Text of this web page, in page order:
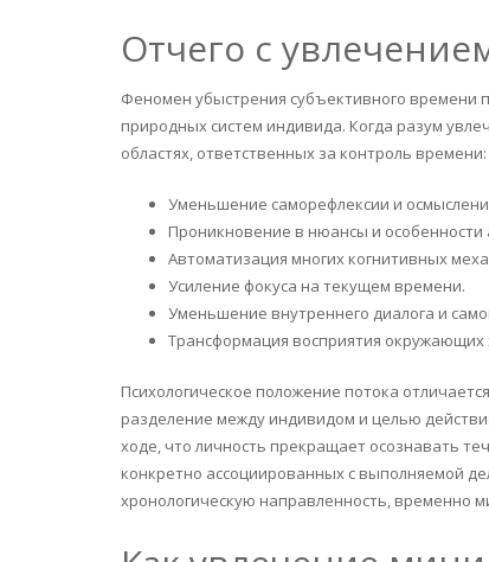
Отчего с
Феномен убыстрения субъективного времени
природных систем индивида. Когда разум
областях, ответственных за контроль времени:
Уменьшение саморефлексии и
Проникновение в нюансы и особенности
Автоматизация многих когнитивных
Усиление фокуса на текущем времени.
Уменьшение внутреннего диалога и
Трансформация восприятия окружающих
Психологическое положение потока
разделение между индивидом и целью
ходе, что личность прекращает осознавать
конкретно ассоциированных с выполняемой
хронологическую направленность, временно